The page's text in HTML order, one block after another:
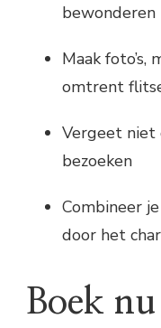
bewonderen
Maak foto’s,
omtrent
Vergeet
bezoeken
Combineer
door het
Boek